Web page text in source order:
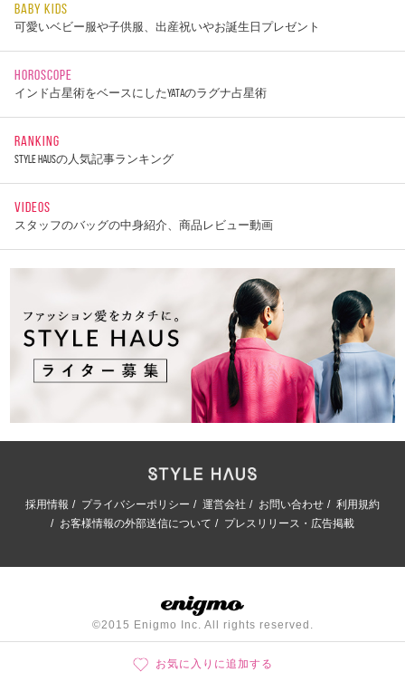
お気に入りに追加する
BABY KIDS
可愛いベビー服や子供服、出産祝いやお誕生日プレゼント
HOROSCOPE
インド占星術をベースにしたYATAのラグナ占星術
RANKING
STYLE HAUSの人気記事ランキング
VIDEOS
スタッフのバッグの中身紹介、商品レビュー動画
採用情報 プライバシーポリシー 運営会社 お問い合わせ
利用規約
お客様情報の外部送信について
プレスリリース・広告掲載
©2015 Enigmo Inc. All rights reserved.